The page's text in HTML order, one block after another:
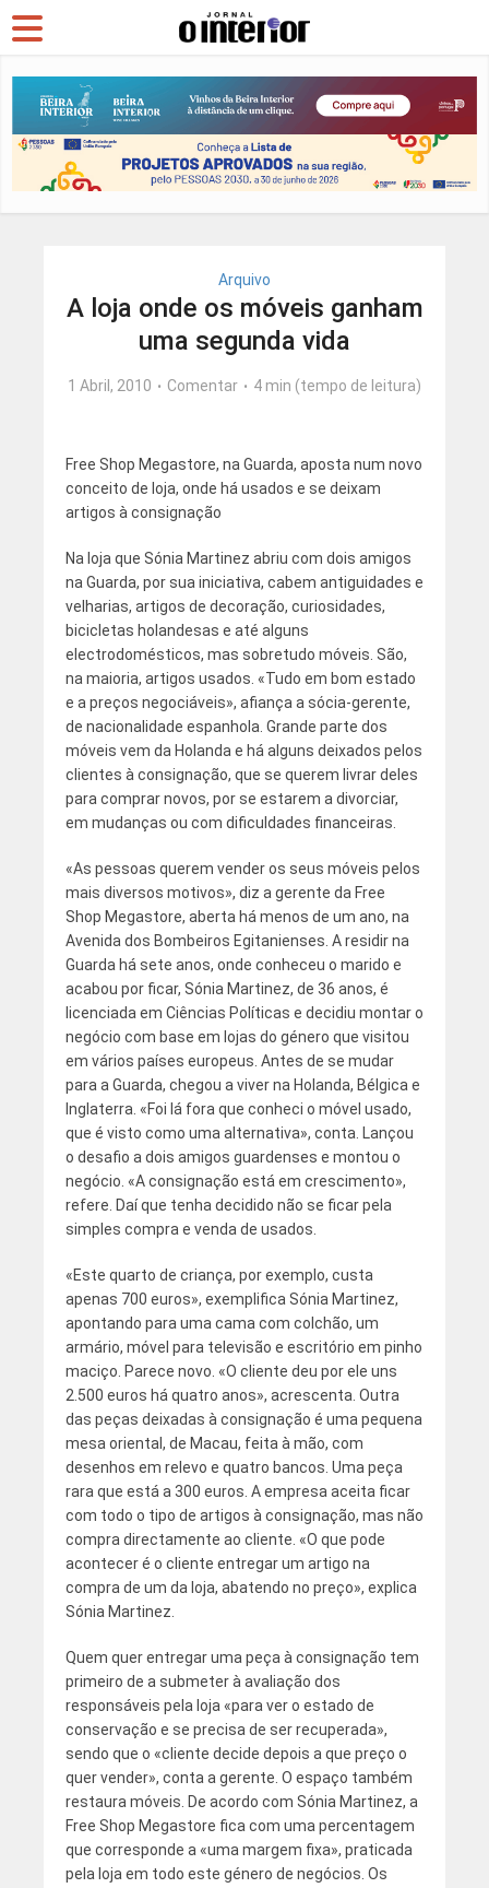
Arquivo
A loja onde os móveis ganham
uma segunda vida
1 Abril, 2010 Comentar 4 min (tempo de leitura)
Free Shop Megastore, na Guarda, aposta num novo
conceito de loja, onde há usados e se deixam
artigos à consignação
Na loja que Sónia Martinez abriu com dois amigos
na Guarda, por sua iniciativa, cabem antiguidades e
velharias, artigos de decoração, curiosidades,
bicicletas holandesas e até alguns
electrodomésticos, mas sobretudo móveis. São,
na maioria, artigos usados. «Tudo em bom estado
e a preços negociáveis», afiança a sócia-gerente,
de nacionalidade espanhola. Grande parte dos
móveis vem da Holanda e há alguns deixados pelos
clientes à consignação, que se querem livrar deles
para comprar novos, por se estarem a divorciar,
em mudanças ou com dificuldades financeiras.
«As pessoas querem vender os seus móveis pelos
mais diversos motivos», diz a gerente da Free
Shop Megastore, aberta há menos de um ano, na
Avenida dos Bombeiros Egitanienses. A residir na
Guarda há sete anos, onde conheceu o marido e
acabou por ficar, Sónia Martinez, de 36 anos, é
licenciada em Ciências Políticas e decidiu montar o
negócio com base em lojas do género que visitou
em vários países europeus. Antes de se mudar
para a Guarda, chegou a viver na Holanda, Bélgica e
Inglaterra. «Foi lá fora que conheci o móvel usado,
que é visto como uma alternativa», conta. Lançou
o desafio a dois amigos guardenses e montou o
negócio. «A consignação está em crescimento»,
refere. Daí que tenha decidido não se ficar pela
simples compra e venda de usados.
«Este quarto de criança, por exemplo, custa
apenas 700 euros», exemplifica Sónia Martinez,
apontando para uma cama com colchão, um
armário, móvel para televisão e escritório em pinho
maciço. Parece novo. «O cliente deu por ele uns
2.500 euros há quatro anos», acrescenta. Outra
das peças deixadas à consignação é uma pequena
mesa oriental, de Macau, feita à mão, com
desenhos em relevo e quatro bancos. Uma peça
rara que está a 300 euros. A empresa aceita ficar
com todo o tipo de artigos à consignação, mas não
compra directamente ao cliente. «O que pode
acontecer é o cliente entregar um artigo na
compra de um da loja, abatendo no preço», explica
Sónia Martinez.
Quem quer entregar uma peça à consignação tem
primeiro de a submeter à avaliação dos
responsáveis pela loja «para ver o estado de
conservação e se precisa de ser recuperada»,
sendo que o «cliente decide depois a que preço o
quer vender», conta a gerente. O espaço também
restaura móveis. De acordo com Sónia Martinez, a
Free Shop Megastore fica com uma percentagem
que corresponde a «uma margem fixa», praticada
pela loja em todo este género de negócios. Os